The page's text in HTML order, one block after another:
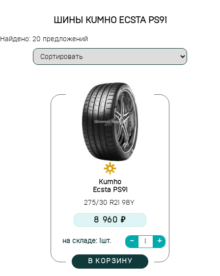
ШИНЫ KUMHO ECSTA PS91
Найдено: 20 предложений
Kumho
Ecsta PS91
275/30 R21 98Y
8 960 ₽
на складе: 1шт.
В КОРЗИНУ